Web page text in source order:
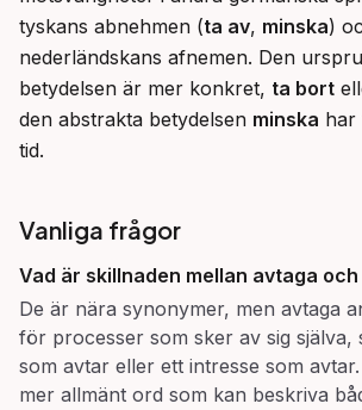
tyskans abnehmen (ta av, minska)
nederländskans afnemen. Den
betydelsen är mer konkret, ta bort
den abstrakta betydelsen minska har
tid.
Vanliga frågor
Vad är skillnaden mellan avtaga och
De är nära synonymer, men avtaga
för processer som sker av sig själva,
som avtar eller ett intresse som
mer allmänt ord som kan beskriva